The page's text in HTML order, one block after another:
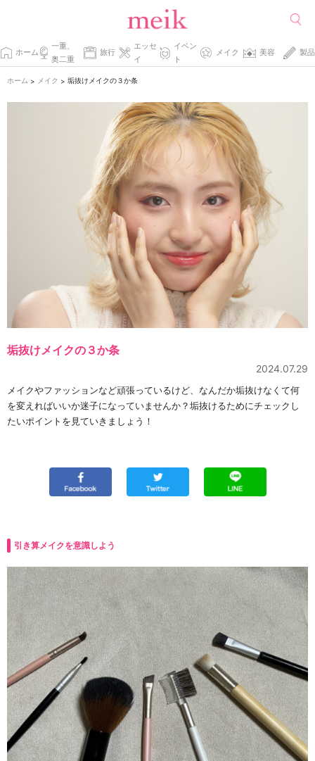
ホーム
一重、
奥二重
旅行
エッセ
イ
イベン
ト
メイク 美容 製品
ホーム > メイク > 垢抜けメイクの３か条
垢抜けメイクの３か条
2024.07.29
メイクやファッションなど頑張っているけど、なんだか垢抜けなくて何
を変えればいいか迷子になっていませんか？垢抜けるためにチェックし
たいポイントを見ていきましょう！
引き算メイクを意識しよう